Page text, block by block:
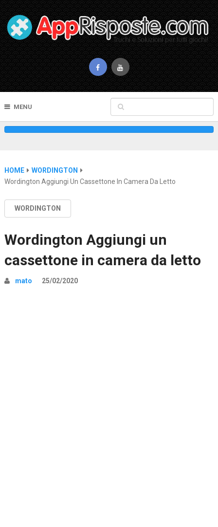
MENU
HOME
WORDINGTON
Wordington Aggiungi Un Cassettone In Camera Da Letto
WORDINGTON
Wordington Aggiungi un
cassettone in camera da letto
mato 25/02/2020